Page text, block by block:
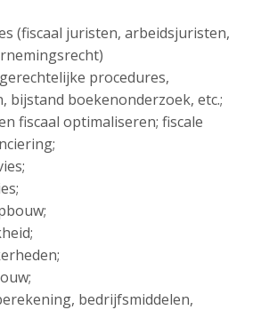
(fiscaal juristen, arbeidsjuristen,
procedures,
bijstand boekenonderzoek, etc.;
fiscaal optimaliseren; fiscale
bedrijfsmiddelen,